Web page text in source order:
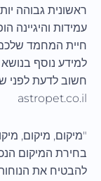
ראשונית גבוהה
עמידות
חיית המחמד
למידע נוסף
חשוב לדעת לפני
astropet.co.il
"מיקום, מיקום,
בחירת המיקום
להבטיח את